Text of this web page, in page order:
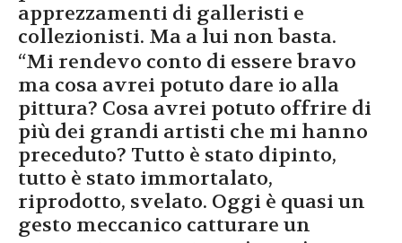
apprezzamenti di galleristi e
collezionisti. Ma a lui non basta.
“Mi rendevo conto di essere bravo
ma cosa avrei potuto dare io alla
pittura? Cosa avrei potuto offrire di
più dei grandi artisti che mi hanno
preceduto? Tutto è stato dipinto,
tutto è stato immortalato,
riprodotto, svelato. Oggi è quasi un
gesto meccanico catturare un